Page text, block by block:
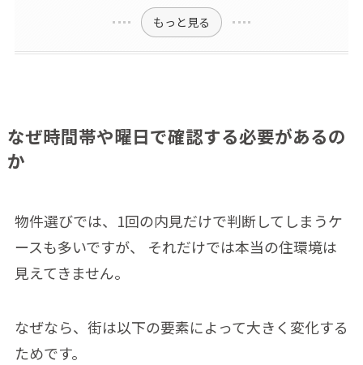
もっと見る
なぜ時間帯や曜日で確認する必要があるの
か
物件選びでは、1回の内見だけで判断してしまうケ
ースも多いですが、 それだけでは本当の住環境は
見えてきません。
なぜなら、街は以下の要素によって大きく変化する
ためです。